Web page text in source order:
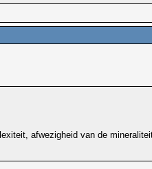
afwezigheid van de